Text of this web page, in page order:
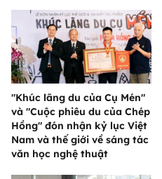
"Khúc lãng du của Cụ Mén"
và "Cuộc phiêu du của Chép
Hồng" đón nhận kỷ lục Việt
Nam và thế giới về sáng tác
văn học nghệ thuật